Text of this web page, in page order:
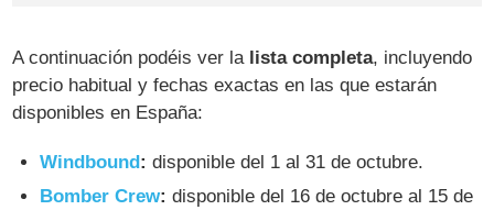
A continuación podéis ver la lista completa, incluyendo
precio habitual y fechas exactas en las que estarán
disponibles en España:
Windbound: disponible del 1 al 31 de octubre.
Bomber Crew: disponible del 16 de octubre al 15 de